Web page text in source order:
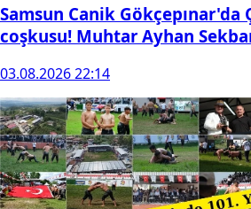
Samsun Canik Gökçepınar'da
coşkusu! Muhtar Ayhan
03.08.2026 22:14